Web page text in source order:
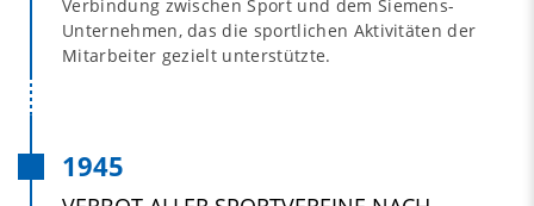
Verbindung zwischen Sport und dem Siemens-
Unternehmen, das die sportlichen Aktivitäten der
Mitarbeiter gezielt unterstützte.
1945